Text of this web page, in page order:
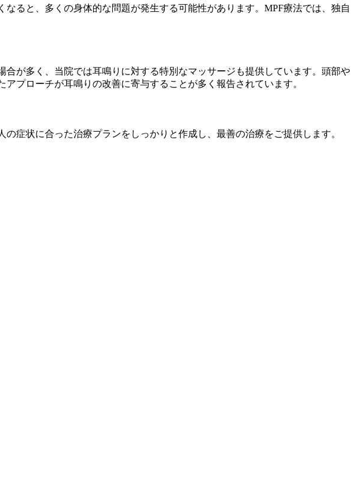
ると、多くの身体的な問題が発生する可能性があります。MPF療法では、独自
が多く、当院では耳鳴りに対する特別なマッサージも提供しています。頭部や
プローチが耳鳴りの改善に寄与することが多く報告されています。
症状に合った治療プランをしっかりと作成し、最善の治療をご提供します。